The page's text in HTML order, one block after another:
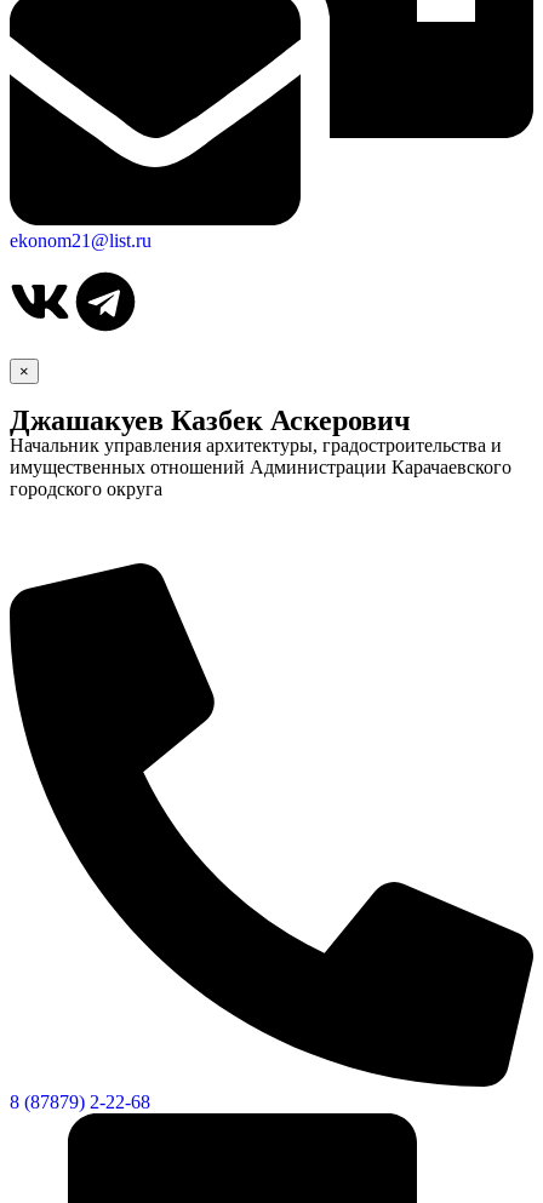
ekonom21@list.ru
×
Джашакуев Казбек Аскерович
Начальник управления архитектуры, градостроительства и
имущественных отношений Администрации Карачаевского
городского округа
8 (87879) 2-22-68